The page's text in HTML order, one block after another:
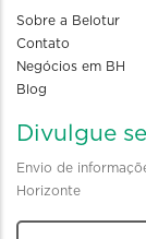
Sobre a Belotur
Contato
Negócios em BH
Blog
Divulgue
Envio de
Horizonte